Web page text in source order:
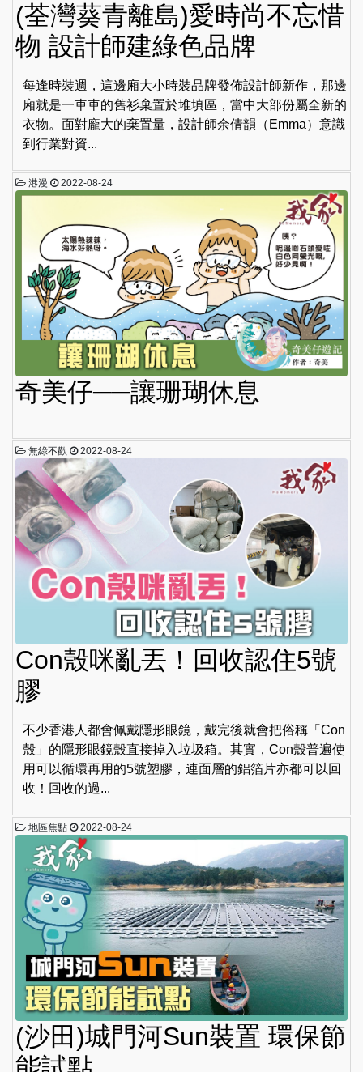
(荃灣葵青離島)愛時尚不忘惜
物 設計師建綠色品牌
每逢時裝週，這邊廂大小時裝品牌發佈設計師新作，那邊
廂就是一車車的舊衫棄置於堆填區，當中大部份屬全新的
衣物。面對龐大的棄置量，設計師余倩韻（Emma）意識
到行業對資...
港漫 2022-08-24
奇美仔──讓珊瑚休息
無綠不歡 2022-08-24
Con殼咪亂丟！回收認住5號
膠
不少香港人都會佩戴隱形眼鏡，戴完後就會把俗稱「Con
殼」的隱形眼鏡殼直接掉入垃圾箱。其實，Con殼普遍使
用可以循環再用的5號塑膠，連面層的鋁箔片亦都可以回
收！回收的過...
地區焦點 2022-08-24
(沙田)城門河Sun裝置 環保節